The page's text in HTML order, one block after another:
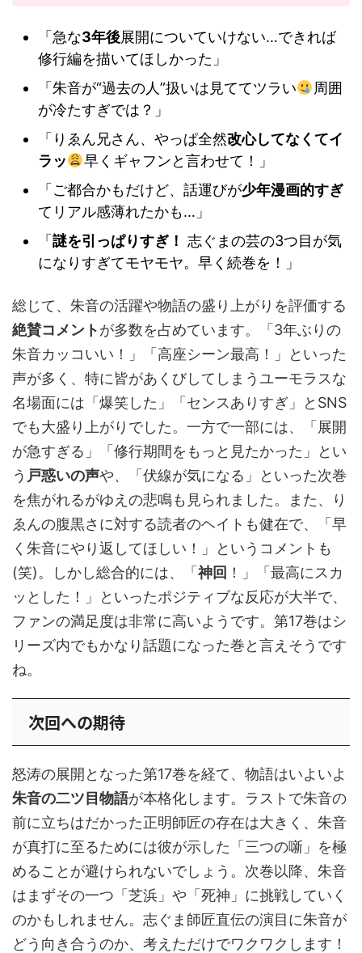
「急な3年後展開についていけない…できれば
修行編を描いてほしかった」
「朱音が“過去の人”扱いは見ててツラい
周囲
が冷たすぎでは？」
「りゑん兄さん、やっぱ全然改心してなくてイ
ラッ
早くギャフンと言わせて！」
「ご都合かもだけど、話運びが少年漫画的すぎ
てリアル感薄れたかも…」
「 謎を引っぱりすぎ！ 志ぐまの芸の3つ目が気
になりすぎてモヤモヤ。早く続巻を！」
総じて、朱音の活躍や物語の盛り上がりを評価する
絶賛コメントが多数を占めています。「3年ぶりの
朱音カッコいい！」「高座シーン最高！」といった
声が多く、特に皆があくびしてしまうユーモラスな
名場面には「爆笑した」「センスありすぎ」とSNS
でも大盛り上がりでした。一方で一部には、「展開
が急すぎる」「修行期間をもっと見たかった」とい
う 戸惑いの声や、「伏線が気になる」といった次巻
を焦がれるがゆえの悲鳴も見られました。また、り
ゑんの腹黒さに対する読者のヘイトも健在で、「早
く朱音にやり返してほしい！」というコメントも
(笑)。しかし総合的には、「神回 ！」「最高にスカ
ッとした！」といったポジティブな反応が大半で、
ファンの満足度は非常に高いようです。第17巻はシ
リーズ内でもかなり話題になった巻と言えそうです
ね。
次回への期待
怒涛の展開となった第17巻を経て、物語はいよいよ
朱音の二ツ目物語が本格化します。ラストで朱音の
前に立ちはだかった正明師匠の存在は大きく、朱音
が真打に至るためには彼が示した「三つの噺」を極
めることが避けられないでしょう。次巻以降、朱音
はまずその一つ「芝浜」や「死神」に挑戦していく
のかもしれません。志ぐま師匠直伝の演目に朱音が
どう向き合うのか、考えただけでワクワクします！